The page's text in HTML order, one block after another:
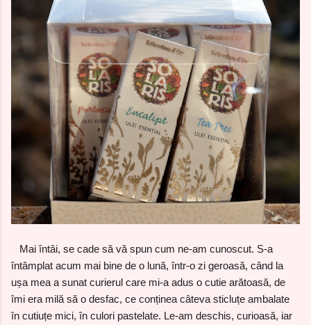
Mai întâi, se cade să vă spun cum ne-am cunoscut. S-a
întâmplat acum mai bine de o lună, într-o zi geroasă, când la
ușa mea a sunat curierul care mi-a adus o cutie arătoasă, de
îmi era milă să o desfac, ce conținea câteva sticluțe ambalate
în cutiuțe mici, în culori pastelate. Le-am deschis, curioasă, iar